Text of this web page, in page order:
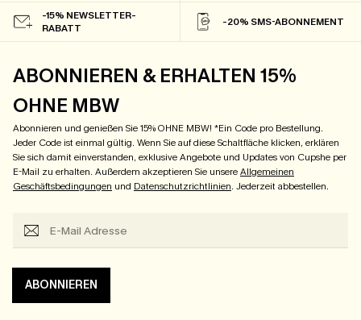
-15% NEWSLETTER-
RABATT
-20% SMS-ABONNEMENT
ABONNIEREN & ERHALTEN 15%
OHNE MBW
Abonnieren und genießen Sie 15% OHNE MBW! *Ein Code pro Bestellung.
Jeder Code ist einmal gültig. Wenn Sie auf diese Schaltfläche klicken, erklären
Sie sich damit einverstanden, exklusive Angebote und Updates von Cupshe per
E-Mail zu erhalten. Außerdem akzeptieren Sie unsereAllgemeinen
Geschäftsbedingungen und Datenschutzrichtlinien. Jederzeit abbestellen.
ABONNIEREN